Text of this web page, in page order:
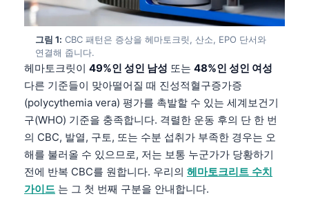
그림 1: CBC 패턴은 증상을 헤마토크릿, 산소, EPO 단서와
연결해 줍니다.
헤마토크릿이 49%인 성인 남성 또는 48%인 성인 여성
다른 기준들이 맞아떨어질 때 진성적혈구증가증
(polycythemia vera) 평가를 촉발할 수 있는 세계보건기
구(WHO) 기준을 충족합니다. 격렬한 운동 후의 단 한 번
의 CBC, 발열, 구토, 또는 수분 섭취가 부족한 경우는 오
해를 불러올 수 있으므로, 저는 보통 누군가가 당황하기
전에 반복 CBC를 원합니다. 우리의 헤마토크리트 수치
가이드 는 그 첫 번째 구분을 안내합니다.